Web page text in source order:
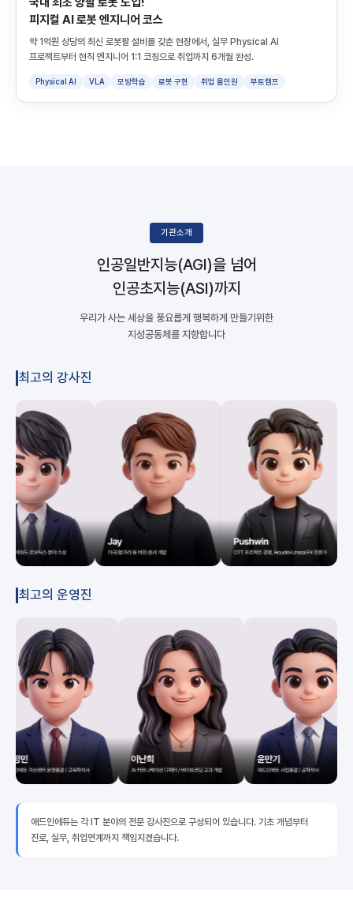
피지컬 AI 로봇 엔지니어 코스
약 1억원 상당의 최신 로봇팔 설비를 갖춘 현장에서, 실무 Physical AI
프로젝트부터 현직 엔지니어 1:1 코칭으로 취업까지 6개월 완성.
Physical AI VLA 모방학습 로봇 구현 취업 올인원 부트캠프
기관소개
인공일반지능(AGI)을 넘어
인공초지능(ASI)까지
우리가 사는 세상을 풍요롭게 행복하게 만들기위한
지성공동체를 지향합니다
최고의 강사진
최고의 운영진
애드인에듀는 각 IT 분야의 전문 강사진으로 구성되어 있습니다. 기초 개념부터
진로, 실무, 취업연계까지 책임지겠습니다.